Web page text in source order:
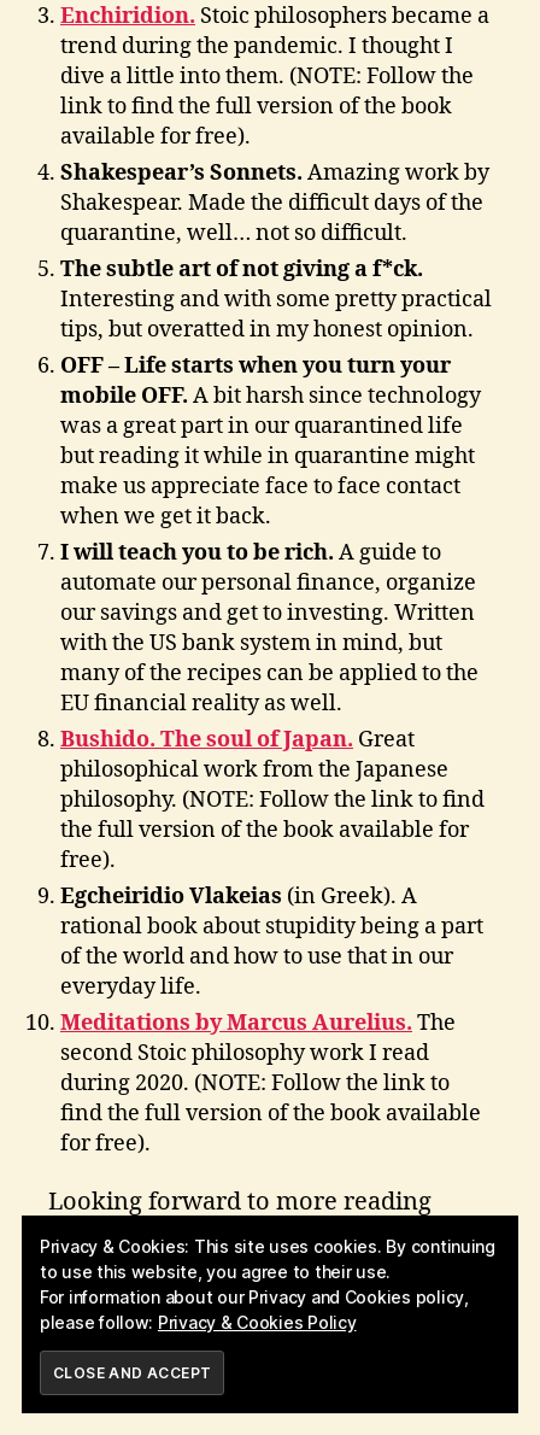
Enchiridion. Stoic philosophers became a
trend during the pandemic. I thought I
dive a little into them. (NOTE: Follow the
link to find the full version of the book
available for free).
Shakespear’s Sonnets. Amazing work by
Shakespear. Made the difficult days of the
quarantine, well… not so difficult.
The subtle art of not giving a f*ck.
Interesting and with some pretty practical
tips, but overatted in my honest opinion.
OFF – Life starts when you turn your
mobile OFF. A bit harsh since technology
was a great part in our quarantined life
but reading it while in quarantine might
make us appreciate face to face contact
when we get it back.
I will teach you to be rich. A guide to
automate our personal finance, organize
our savings and get to investing. Written
with the US bank system in mind, but
many of the recipes can be applied to the
EU financial reality as well.
Bushido. The soul of Japan. Great
philosophical work from the Japanese
philosophy. (NOTE: Follow the link to find
the full version of the book available for
free).
Egcheiridio Vlakeias (in Greek). A
rational book about stupidity being a part
of the world and how to use that in our
everyday life.
Meditations by Marcus Aurelius. The
second Stoic philosophy work I read
during 2020. (NOTE: Follow the link to
find the full version of the book available
for free).
Looking forward to more reading
during 2021 (pandemic aside :P)!
PS: For more information about the
books you can visit myGoodreads
Reading Challenge page (2020 edition)
2
0
2
0,
0
2
o
k
s,
p
Privacy & Cookies: This site uses cookies. By continuing
to use this website, you agree to their use.
For information about our Privacy and Cookies policy,
please follow: Privacy & Cookies Policy